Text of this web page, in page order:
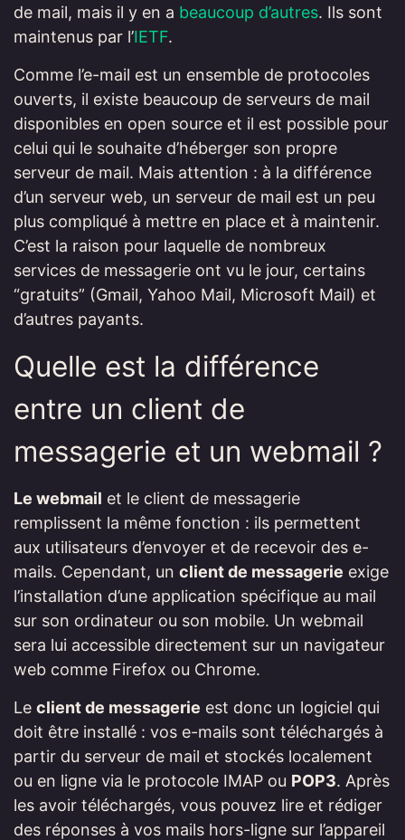
de mail, mais il y en a beaucoup d’autres. Ils sont
maintenus par l’IETF.
Comme l’e-mail est un ensemble de protocoles
ouverts, il existe beaucoup de serveurs de mail
disponibles en open source et il est possible pour
celui qui le souhaite d’héberger son propre
serveur de mail. Mais attention : à la différence
d’un serveur web, un serveur de mail est un peu
plus compliqué à mettre en place et à maintenir.
C’est la raison pour laquelle de nombreux
services de messagerie ont vu le jour, certains
“gratuits” (Gmail, Yahoo Mail, Microsoft Mail) et
d’autres payants.
Quelle est la différence
entre un client de
messagerie et un webmail ?
Le webmail et le client de messagerie
remplissent la même fonction : ils permettent
aux utilisateurs d’envoyer et de recevoir des e-
mails. Cependant, un client de messagerie exige
l’installation d’une application spécifique au mail
sur son ordinateur ou son mobile. Un webmail
sera lui accessible directement sur un navigateur
web comme Firefox ou Chrome.
Le client de messagerie est donc un logiciel qui
doit être installé : vos e-mails sont téléchargés à
partir du serveur de mail et stockés localement
ou en ligne via le protocole IMAP ou POP3. Après
les avoir téléchargés, vous pouvez lire et rédiger
des réponses à vos mails hors-ligne sur l’appareil